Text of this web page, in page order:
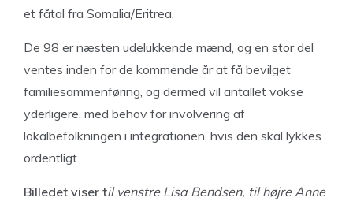
et fåtal fra Somalia/Eritrea.
De 98 er næsten udelukkende mænd, og en stor del
ventes inden for de kommende år at få bevilget
familiesammenføring, og dermed vil antallet vokse
yderligere, med behov for involvering af
lokalbefolkningen i integrationen, hvis den skal lykkes
ordentligt.
Billedet viser til venstre Lisa Bendsen, til højre Anne